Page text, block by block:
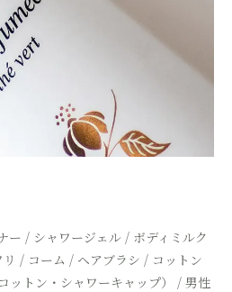
ー / シャワージェル / ボディミルク
/ コーム / ヘアブラシ / コットン
ットン・シャワーキャップ） / 男性